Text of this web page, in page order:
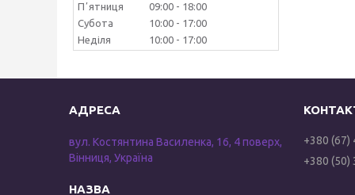
Пʼятниця
09:00
18:00
Субота
10:00
17:00
Неділя
10:00 17:00
вул. Костянтина Василенка, 16, 4 поверх,
Вінниця, Україна
+380 (67)
+380 (50)